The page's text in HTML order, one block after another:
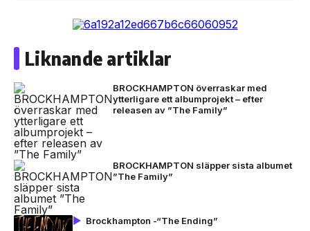
Liknande artiklar
BROCKHAMPTON överraskar med
ytterligare ett albumprojekt – efter
releasen av ”The Family”
BROCKHAMPTON släpper sista albumet
”The Family”
Brockhampton -“The Ending”